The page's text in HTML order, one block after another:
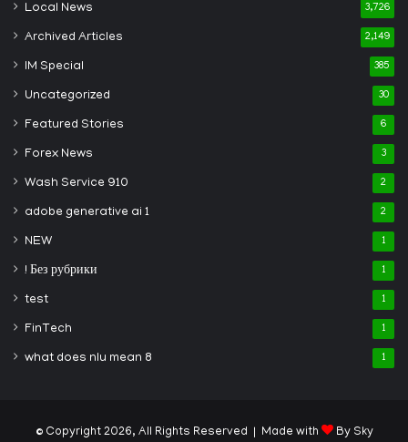
Local News 3,726
Archived Articles 2,149
IM Special 385
Uncategorized 30
Featured Stories 6
Forex News 3
Wash Service 910 2
adobe generative ai 1 2
NEW 1
! Без рубрики 1
test 1
FinTech 1
what does nlu mean 8 1
© Copyright 2026, All Rights Reserved | Made with By Sky